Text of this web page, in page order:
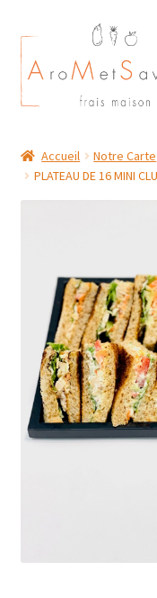
Aller
à
la
navigation
Aller
au
contenu
Plat du Jour/ Menu
MON COMPTE
Accueil Notre Carte
PLATEAU DE 16 MINI